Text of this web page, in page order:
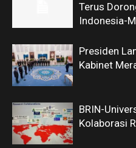
Terus
Indonesia-
Presiden
Kabinet
BRIN-
Kolaborasi